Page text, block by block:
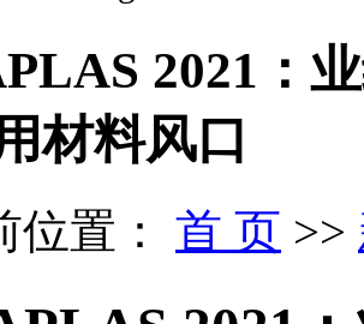
2021：
材料风口
位置： 首 页 >>